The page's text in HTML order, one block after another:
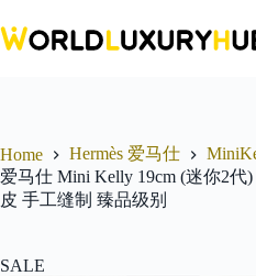
to
content
Home Hermès 爱马仕
爱马仕 Mini Kelly 19cm (迷你2代
皮 手工缝制 臻品级别
SALE